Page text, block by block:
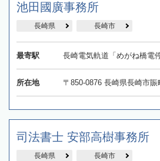
池田國廣事務所
長崎県 長崎市
最寄駅 長崎電気軌道「めがね橋電
所在地 〒850-0876 長崎県長崎市賑
司法書士 安部高樹事務所
長崎県 長崎市